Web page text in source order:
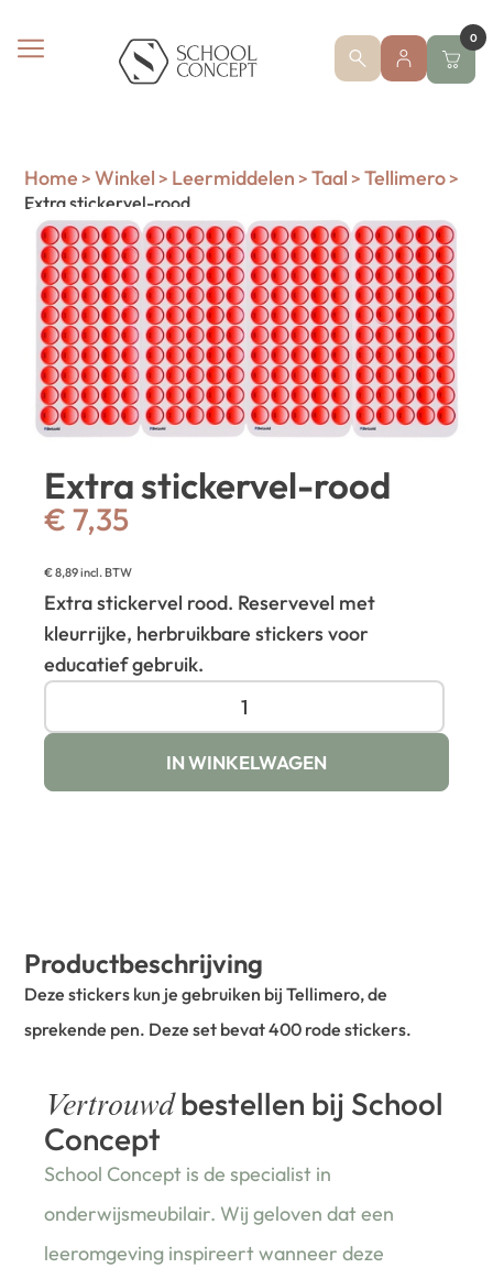
0
Home > Winkel > Leermiddelen > Taal > Tellimero>
Extra stickervel-rood
Extra stickervel-rood
€ 7,35
€8,89incl. BTW
Extra stickervel rood. Reservevel met
kleurrijke, herbruikbare stickers voor
educatief gebruik.
IN WINKELWAGEN
Productbeschrijving
Deze stickers kun je gebruiken bij Tellimero, de
sprekende pen. Deze set bevat 400 rode stickers.
Vertrouwdbestellen bij School
Concept
School Concept is de specialist in
onderwijsmeubilair. Wij geloven dat een
leeromgeving inspireert wanneer deze